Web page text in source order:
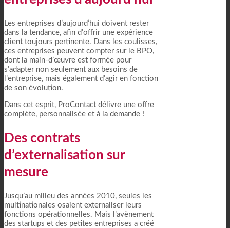
Les entreprises d’aujourd’hui doivent rester
dans la tendance, afin d’offrir une expérience
client toujours pertinente. Dans les coulisses,
ces entreprises peuvent compter sur le BPO,
dont la main-d’œuvre est formée pour
s’adapter non seulement aux besoins de
l’entreprise, mais également d’agir en fonction
de son évolution.
Dans cet esprit, ProContact délivre une offre
complète, personnalisée et à la demande !
Des contrats
d’externalisation sur
mesure
Jusqu’au milieu des années 2010, seules les
multinationales osaient externaliser leurs
fonctions opérationnelles. Mais l’avènement
des startups et des petites entreprises a créé